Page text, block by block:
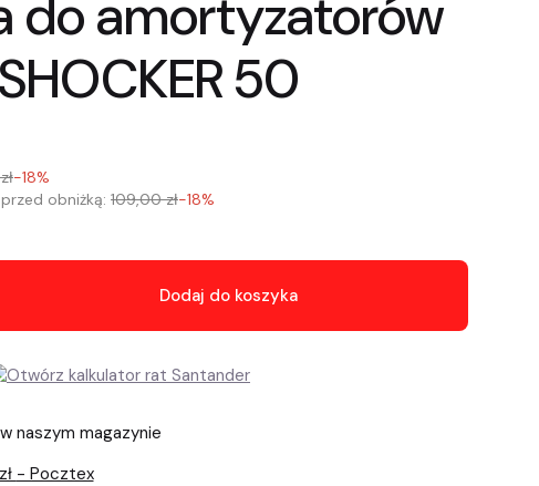
do amortyzatorów
50
-18%
obniżką: 109,00 zł-18%
Dodaj do koszyka
naszym magazynie
- Pocztex